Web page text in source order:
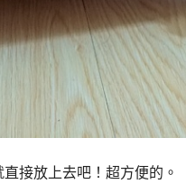
接放上去吧！超方便的。